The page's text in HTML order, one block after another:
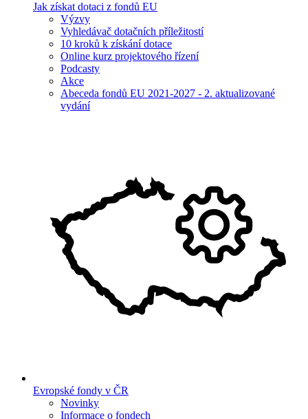
Jak získat dotaci z fondů EU
Výzvy
Vyhledávač dotačních příležitostí
10 kroků k získání dotace
Online kurz projektového řízení
Podcasty
Akce
Abeceda fondů EU 2021-2027 - 2. aktualizované
vydání
Evropské fondy v ČR
Novinky
Informace o fondech